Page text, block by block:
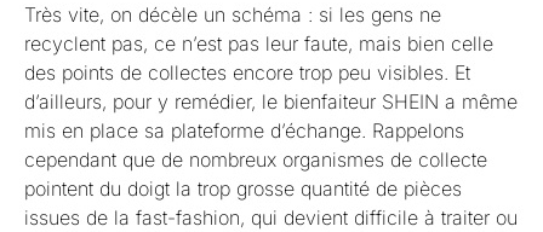
Très vite, on décèle un schéma : si les gens ne
recyclent pas, ce n’est pas leur faute, mais bien celle
des points de collectes encore trop peu visibles. Et
d’ailleurs, pour y remédier, le bienfaiteur SHEIN a même
mis en place sa plateforme d’échange. Rappelons
cependant que de nombreux organismes de collecte
pointent du doigt la trop grosse quantité de pièces
issues de la fast-fashion, qui devient difficile à traiter ou